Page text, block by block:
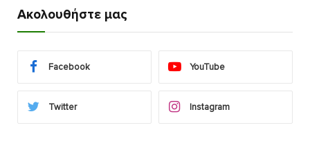
Ακολουθήστε μας
Facebook YouTube
Twitter Instagram